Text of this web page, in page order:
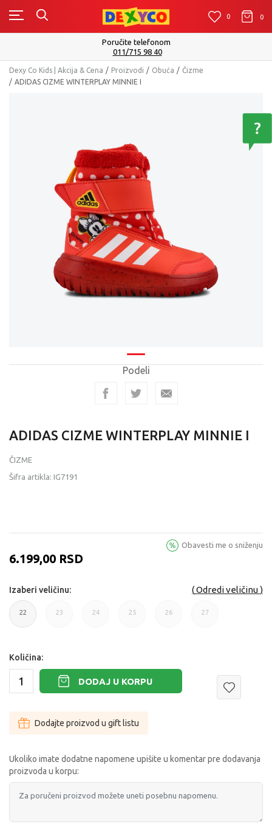
0 0 0
Poručite telefonom
011/715 98 40
Dexy Co Kids | Akcija & Cena Proizvodi Obuća
Čizme
ADIDAS CIZME WINTERPLAY MINNIE I
Podeli
ADIDAS CIZME WINTERPLAY MINNIE I
ČIZME
Šifra artikla: IG7191
6.199,00 RSD
Obavesti me o sniženju
Odredi veličinu
Izaberi veličinu:
22 23 24 25 26 27
Količina:
DODAJ U KORPU
Dodajte proizvod u gift listu
Ukoliko imate dodatne napomene upišite u komentar pre dodavanja
proizvoda u korpu: